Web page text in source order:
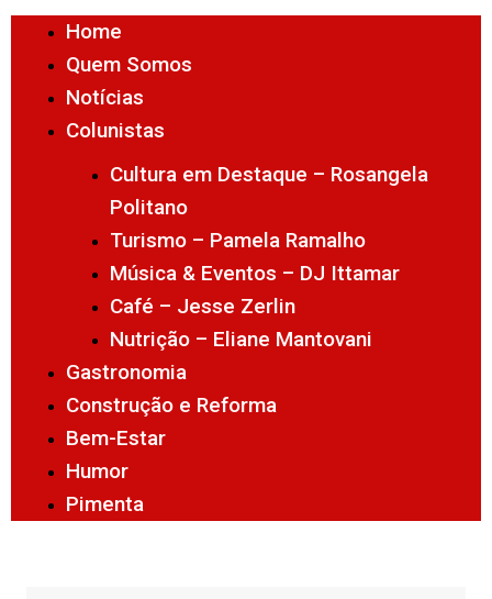
Home
Quem Somos
Notícias
Colunistas
Cultura em Destaque – Rosangela
Politano
Turismo – Pamela Ramalho
Música & Eventos – DJ Ittamar
Café – Jesse Zerlin
Nutrição – Eliane Mantovani
Gastronomia
Construção e Reforma
Bem-Estar
Humor
Pimenta